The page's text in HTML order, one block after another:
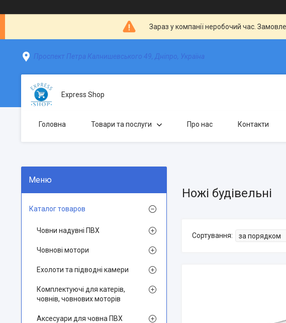
Зараз у компанії неробочий час.
Проспект Петра Калнишевського 49, Дніпро, Україна
Express Shop
Головна Товари та послуги Про нас Контакти
Ножі будівельні
Каталог товаров
Човни надувні ПВХ
Човнові мотори
Ехолоти та підводні камери
Комплектуючі для катерів,
човнів, човнових моторів
Аксесуари для човна ПВХ